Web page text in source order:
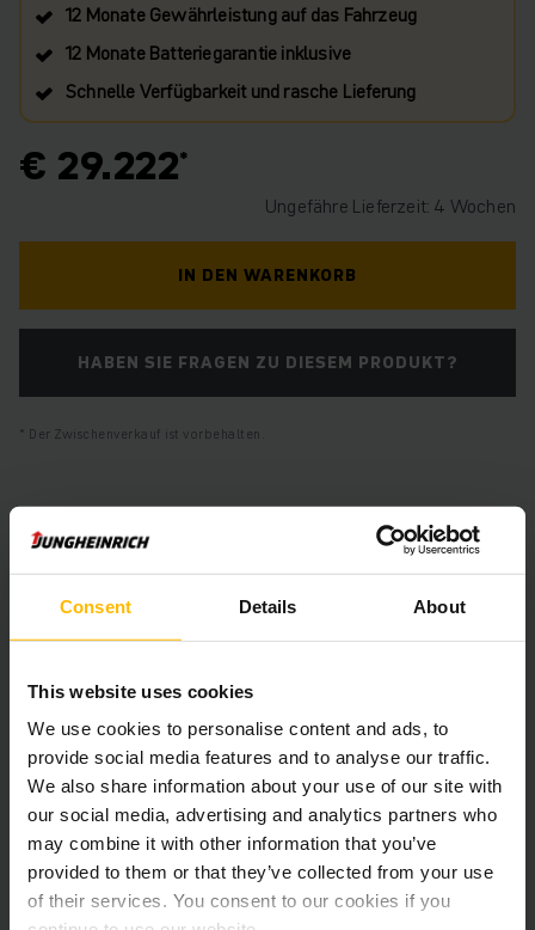
Consent Details About
This website uses cookies
We use cookies to personalise content and ads, to
provide social media features and to analyse our traffic.
We also share information about your use of our site with
our social media, advertising and analytics partners who
may combine it with other information that you’ve
provided to them or that they’ve collected from your use
of their services. You consent to our cookies if you
12 Monate Gewährleistung auf das Fahrzeug
12 Monate Batteriegarantie inklusive
Schnelle Verfügbarkeit und rasche Lieferung
€ 29.222
Ungefähre Lieferzeit: 4 Wochen
IN DEN WARENKORB
HABEN SIE FRAGEN ZU DIESEM PRODUKT?
Der Zwischenverkauf ist vorbehalten.
Produktinformationen
Der folgende Abschnitt bietet eine umfassende
Technische Daten
Batterie Blei-Säure, 80 V / 775 Ah
Ladegerät Ja, 80 V / 110 A
Batterie Aufarbeitungsjahr 2025